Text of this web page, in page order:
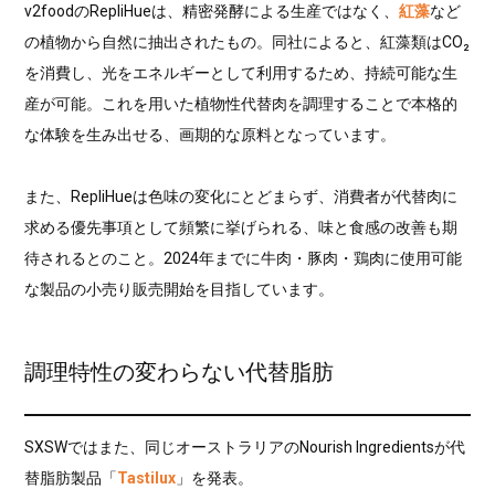
v2foodのRepliHueは、精密発酵による生産ではなく、紅藻など
の植物から自然に抽出されたもの。同社によると、紅藻類はCO₂
を消費し、光をエネルギーとして利用するため、持続可能な生
産が可能。これを用いた植物性代替肉を調理することで本格的
な体験を生み出せる、画期的な原料となっています。
また、RepliHueは色味の変化にとどまらず、消費者が代替肉に
求める優先事項として頻繁に挙げられる、味と食感の改善も期
待されるとのこと。2024年までに牛肉・豚肉・鶏肉に使用可能
な製品の小売り販売開始を目指しています。
調理特性の変わらない代替脂肪
SXSWではまた、同じオーストラリアのNourish Ingredientsが代
替脂肪製品「Tastilux 」を発表。